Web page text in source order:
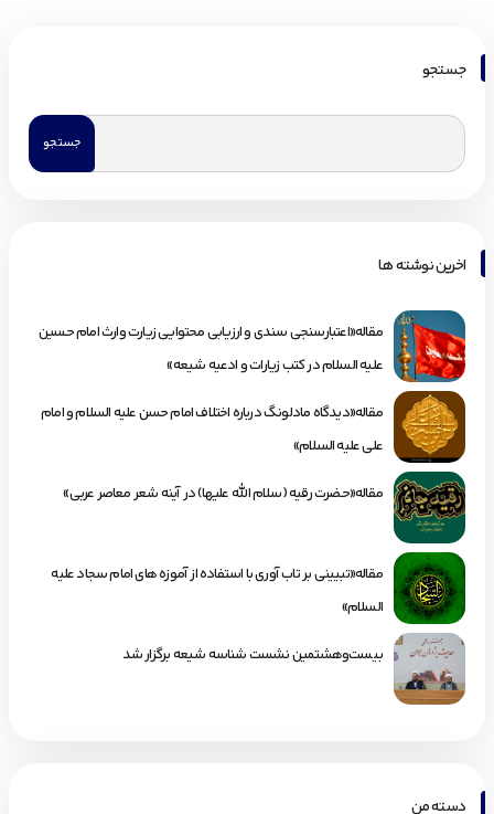
جستجو
اخرین نوشته ها
مقاله«اعتبارسنجی سندی و ارزیابی محتوایی زیارت وارث امام حسین
علیه السلام در کتب زیارات و ادعیه شیعه»
مقاله«دیدگاه مادلونگ درباره اختلاف امام حسن علیه السلام و امام
علی علیه السلام»
مقاله«حضرت رقیه (سلام الله علیها) در آینه شعر معاصر عربی»
مقاله«تبیینی بر تاب آوری با استفاده از آموزه های امام سجاد علیه
السلام»
بیست‌وهشتمین نشست شناسه شیعه برگزار شد
دسته من